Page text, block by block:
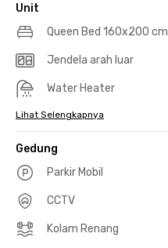
Unit
Queen Bed 160x200 cm
Jendela arah luar
Water Heater
Lihat Selengkapnya
Gedung
Parkir Mobil
CCTV
Kolam Renang